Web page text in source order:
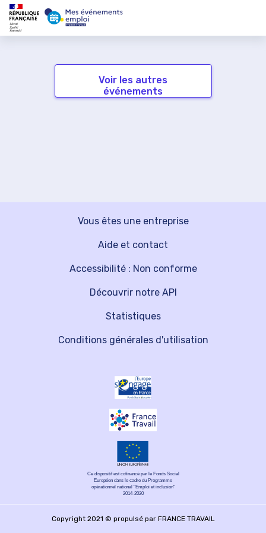
Voir les autres
événements
Vous êtes une entreprise
Découvrir notre API
Aide et contact
Statistiques
Accessibilité : Non conforme
Conditions générales d'utilisation
Ce dispositif est cofinancé par le Fonds Social
Européen dans le cadre du Programme
opérationnel national "Emploi et inclusion"
2014-2020
Copyright 2021 © propulsé par FRANCE TRAVAIL